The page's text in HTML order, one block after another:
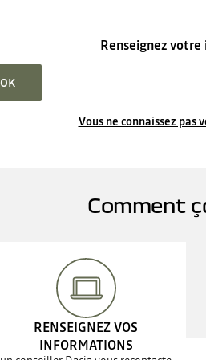
Renseignez
OK
Vous ne connaissez
Comment
RENSEIGNEZ VOS
INFORMATIONS